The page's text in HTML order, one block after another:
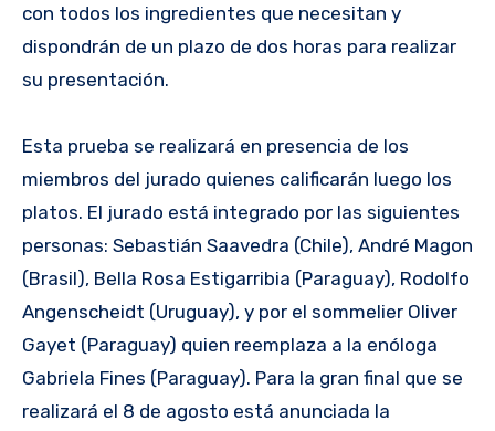
con todos los ingredientes que necesitan y
dispondrán de un plazo de dos horas para realizar
su presentación.
Esta prueba se realizará en presencia de los
miembros del jurado quienes calificarán luego los
platos. El jurado está integrado por las siguientes
personas: Sebastián Saavedra (Chile), André Magon
(Brasil), Bella Rosa Estigarribia (Paraguay), Rodolfo
Angenscheidt (Uruguay), y por el sommelier Oliver
Gayet (Paraguay) quien reemplaza a la enóloga
Gabriela Fines (Paraguay). Para la gran final que se
realizará el 8 de agosto está anunciada la